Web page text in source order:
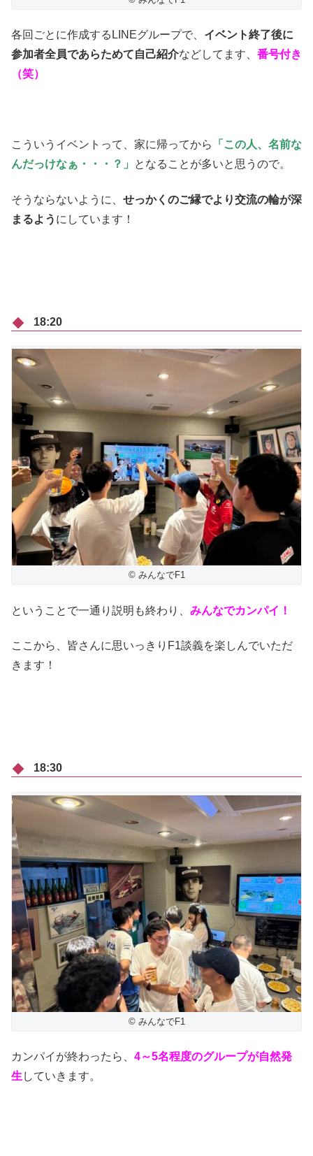
各回ごとに作成するLINEグループで、 イベント終了後に
参加者全員であらためて自己紹介などしてます、 番号付き
（笑）
こういうイベントって、家に帰ってから
「この人、名前な
んだっけなぁ・・・？」
となることが多いと思うので。
そうならないように、 せっかくのご縁でより交流の輪が深
まるよう にしています！
18:20
© みんなでF1
ということで一通り説明も終わり、 みんなでカンパイ！
ここから、皆さんに思いっきりF1談義を楽しんでいただ
きます！
18:30
© みんなでF1
カンパイが終わったら、 4～5名程度のグループが自然発
生していきます。